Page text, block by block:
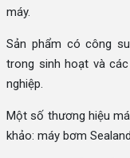
máy.
Sản phẩm có công
trong sinh hoạt và
nghiệp.
Một số thương hiệu
khảo: máy bơm